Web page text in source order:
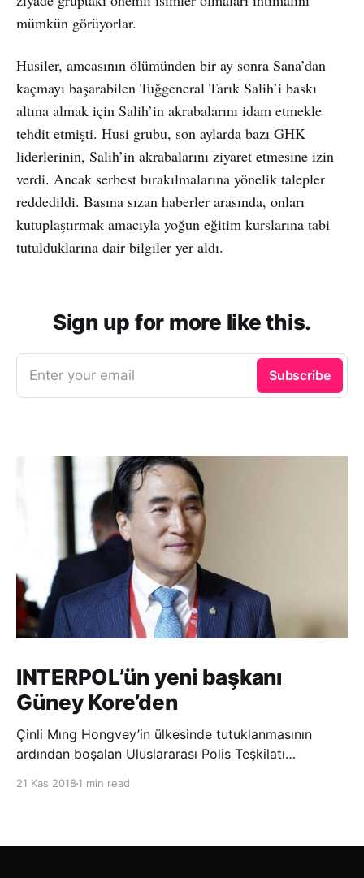
mümkün görüyorlar.
Husiler, amcasının ölümünden bir ay sonra Sana’dan
kaçmayı başarabilen Tuğgeneral Tarık Salih’i baskı
altına almak için Salih’in akrabalarını idam etmekle
tehdit etmişti. Husi grubu, son aylarda bazı GHK
liderlerinin, Salih’in akrabalarını ziyaret etmesine izin
verdi. Ancak serbest bırakılmalarına yönelik talepler
reddedildi. Basına sızan haberler arasında, onları
kutuplaştırmak amacıyla yoğun eğitim kurslarına tabi
tutulduklarına dair bilgiler yer aldı.
Sign up for more like this.
Enter your email Subscribe
INTERPOL’ün yeni başkanı
Güney Kore’den
Çinli Mıng Hongvey’in ülkesinde tutuklanmasının
ardından boşalan Uluslararası Polis Teşkilatı
21 Kas 2018 1 min read